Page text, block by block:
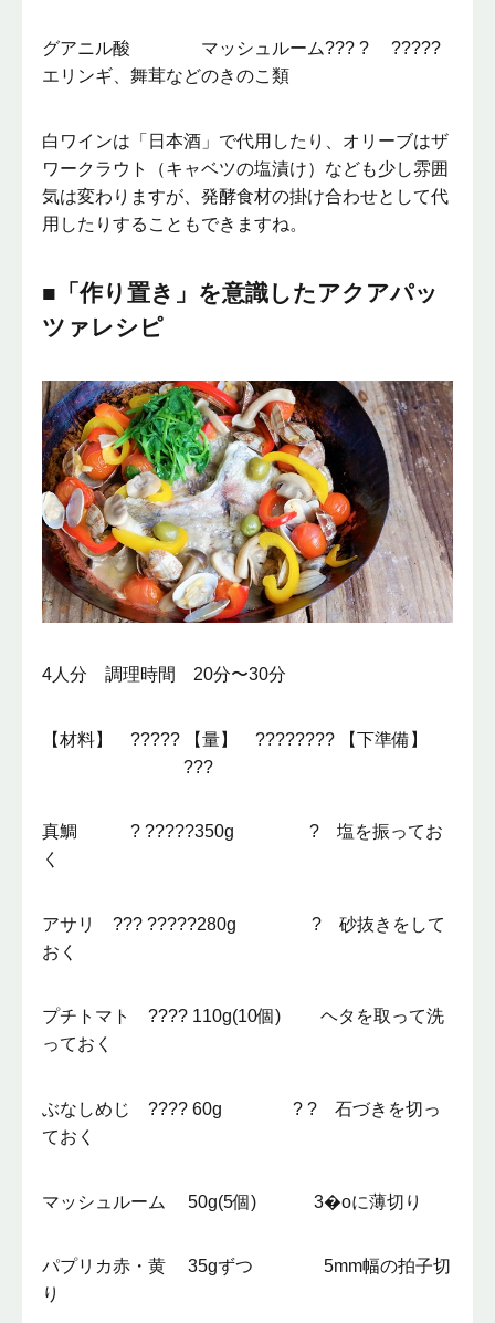
グアニル酸 マッシュルーム??? ? ?????
エリンギ、舞茸などのきのこ類
白ワインは「日本酒」で代用したり、オリーブはザ
ワークラウト（キャベツの塩漬け）なども少し雰囲
気は変わりますが、発酵食材の掛け合わせとして代
用したりすることもできますね。
■「作り置き」を意識したアクアパッ
ツァレシピ
4人分 調理時間 20分〜30分
【材料】 ????? 【量】 ???????? 【下準備】
???
真鯛 ? ?????350g ? 塩を振ってお
く
アサリ ??? ?????280g ? 砂抜きをして
おく
プチトマト ???? 110g(10個) ヘタを取って洗
っておく
ぶなしめじ ???? 60g ? ? 石づきを切っ
ておく
マッシュルーム 50g(5個) 3�oに薄切り
パプリカ赤・黄 35gずつ 5mm幅の拍子切
り